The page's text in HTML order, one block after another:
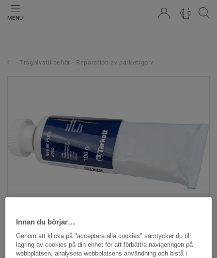
MENU
0
Trägolvstillbehör - Reparation av parkettgolv
Innan du börjar…
Genom att klicka på "acceptera alla cookies" samtycker du till
lagring av cookies på din enhet för att förbättra navigeringen på
webbplatsen, analysera webbplatsens användning och bistå i